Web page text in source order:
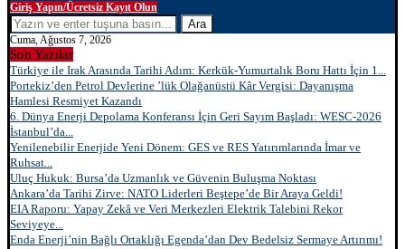
Giriş Yapın/Ücretsiz Kayıt Olun
Ara
Cuma, Ağustos 7, 2026
Son Yazılar
Türkiye ile Irak Arasında Tarihi Adım: Kerkük-Yumurtalık Boru Hattı İçin 1...
Portekiz’den Petrol Devlerine ’lük Olağanüstü Kâr Vergisi: Dayanışma
Hamlesi Resmiyet Kazandı
6. Dünya Enerji Depolama Konferansı İçin Geri Sayım Başladı: WESC-2026
İstanbul’da...
Yenilenebilir Enerjide Yeni Dönem: GES ve RES Yatırımlarında İmar ve
Ruhsat...
Uluç Hukuk: Bursa’da Uzmanlık ve Güvenin Buluşma Noktası
Ankara’da Tarihi Zirve: NATO Liderleri Beştepe’de Bir Araya Geldi!
EIA Raporu: Yapay Zekâ ve Veri Merkezleri Elektrik Talebini Rekor
Seviyeye...
Enda Enerji’nin Bağlı Ortaklığı Egenda’dan Dev Bedelsiz Sermaye Artırımı!